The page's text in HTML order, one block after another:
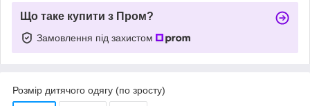
Що таке купити з Пром?
Замовлення під захистом
Розмір дитячого одягу (по зросту)